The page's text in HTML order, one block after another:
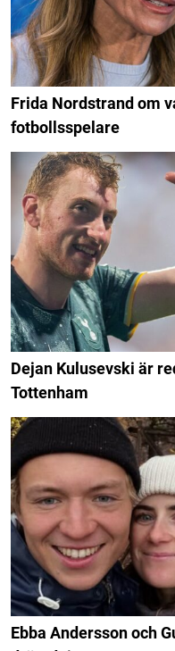
Frida Nordstrand om
fotbollsspelare
Dejan Kulusevski är
Tottenham
Ebba Andersson och